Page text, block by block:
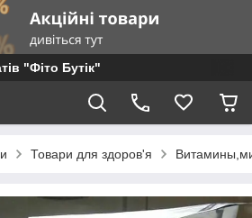
"Фіто Бутік"
Товари для здоров'я